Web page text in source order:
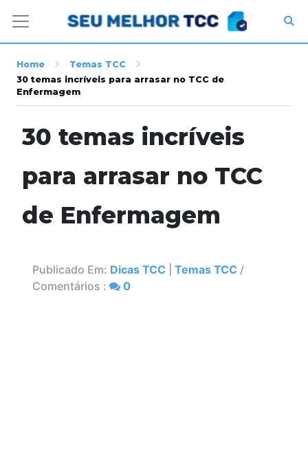
Home
Temas TCC
30 temas incríveis para arrasar no TCC de
Enfermagem
30 temas incríveis
para arrasar no TCC
de Enfermagem
Publicado Em: Dicas TCC Temas TCC /
Comentários :
0